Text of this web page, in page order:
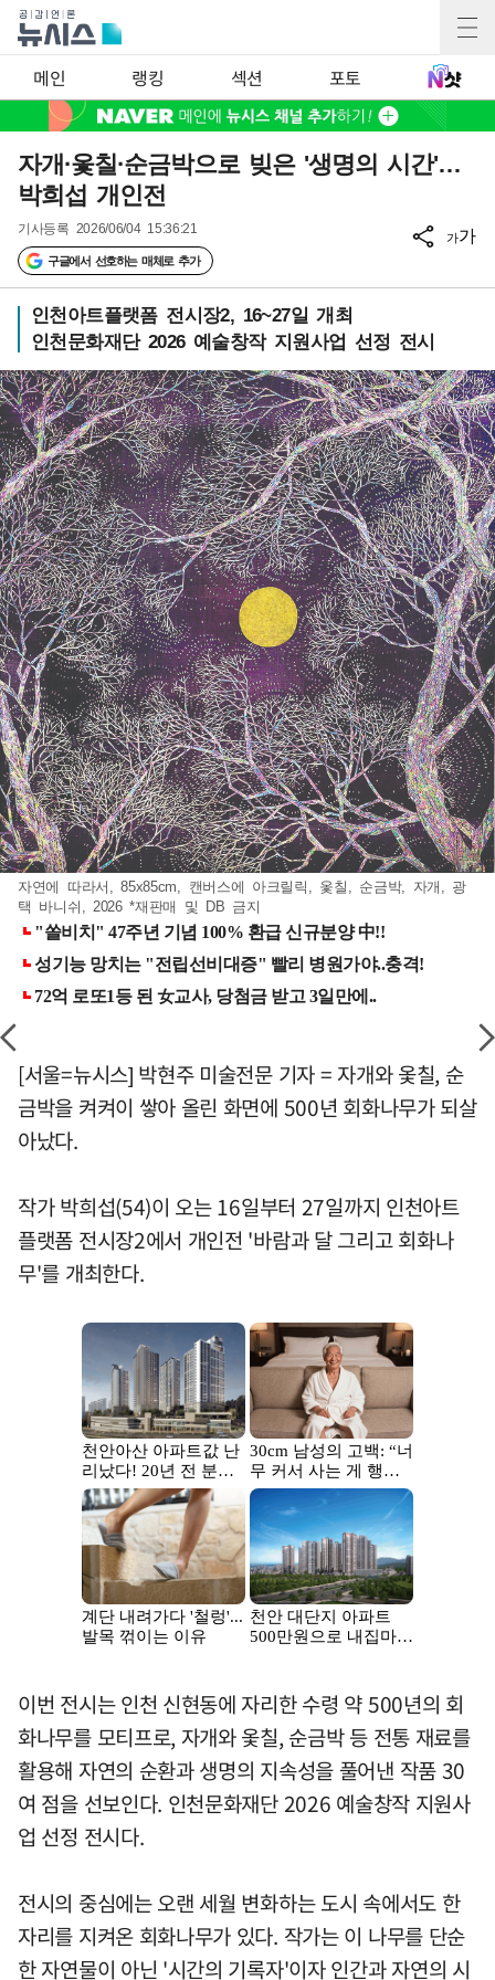
메인 랭킹 섹션 포토
자개·옻칠·순금박으로 빚은 '생명의 시간'…
박희섭 개인전
기사등록 2026/06/04 15:36:21
구글에서 선호하는 매체로 추가
가가
인천아트플랫폼 전시장2, 16~27일 개최
인천문화재단 2026 예술창작 지원사업 선정 전시
자연에 따라서, 85x85cm, 캔버스에 아크릴릭, 옻칠, 순금박, 자개, 광
택 바니쉬, 2026 *재판매 및 DB 금지
[서울=뉴시스] 박현주 미술전문 기자 = 자개와 옻칠, 순
금박을 켜켜이 쌓아 올린 화면에 500년 회화나무가 되살
아났다.
작가 박희섭(54)이 오는 16일부터 27일까지 인천아트
플랫폼 전시장2에서 개인전 '바람과 달 그리고 회화나
무'를 개최한다.
이번 전시는 인천 신현동에 자리한 수령 약 500년의 회
화나무를 모티프로, 자개와 옻칠, 순금박 등 전통 재료를
활용해 자연의 순환과 생명의 지속성을 풀어낸 작품 30
여 점을 선보인다. 인천문화재단 2026 예술창작 지원사
업 선정 전시다.
전시의 중심에는 오랜 세월 변화하는 도시 속에서도 한
자리를 지켜온 회화나무가 있다. 작가는 이 나무를 단순
한 자연물이 아닌 '시간의 기록자'이자 인간과 자연의 시